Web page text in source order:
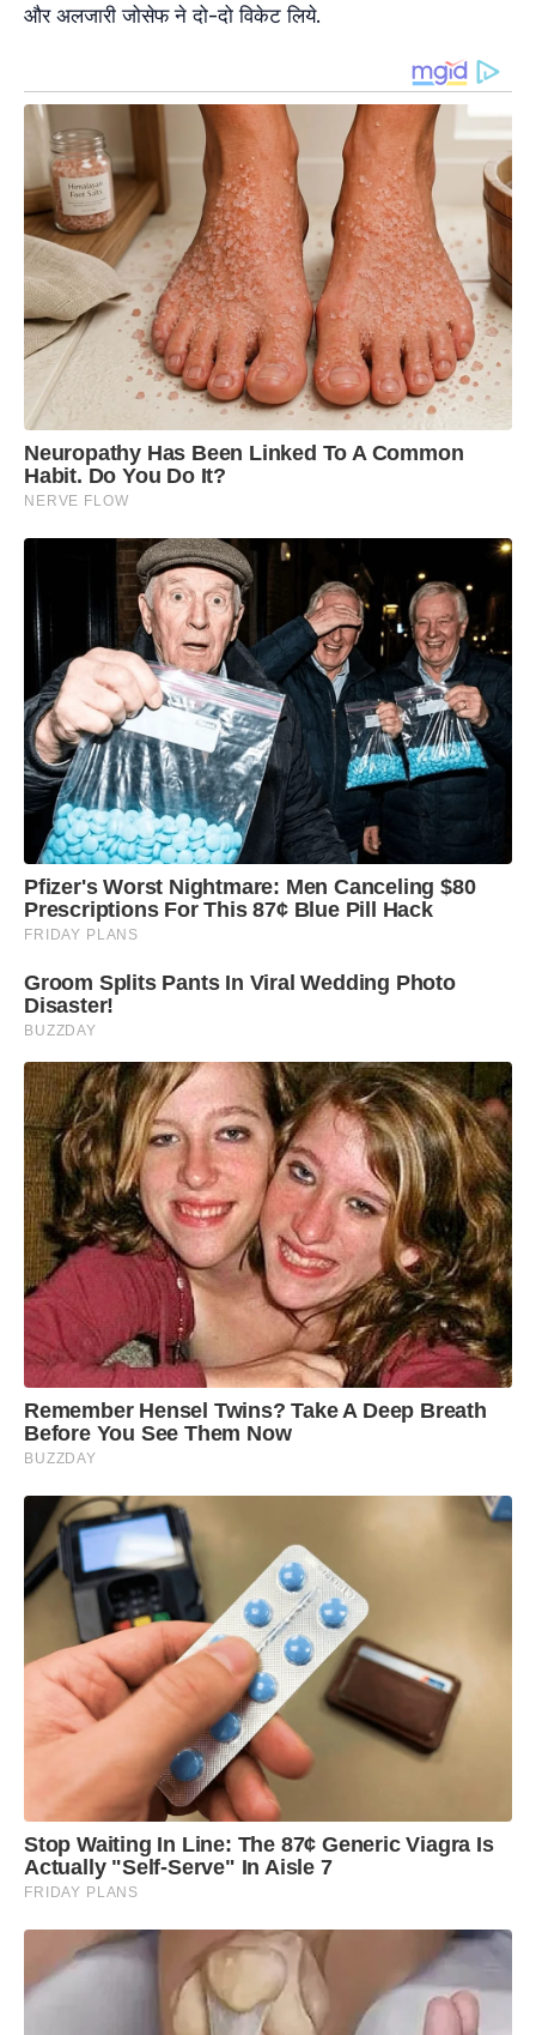
और अलजारी जोसेफ ने दो-दो विकेट लिये.